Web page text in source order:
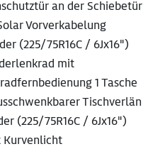
an der Schiebetür
Vorverkabelung
(225/75R16C / 6Jx16")
mit
1 Tasche
Tischverlän
(225/75R16C / 6Jx16")